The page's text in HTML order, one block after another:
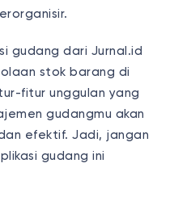
gudang dari Jurnal.id
stok barang di
fitur unggulan yang
gudangmu akan
efektif. Jadi, jangan
gudang ini